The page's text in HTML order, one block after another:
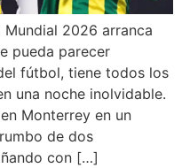
2026 arranca
pueda parecer
fútbol, tiene todos los
una noche inolvidable.
Monterrey en un
de dos
con […]